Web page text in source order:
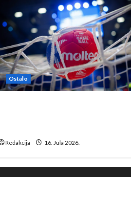
Ostalo
Redakcija 16. Jula 2026.